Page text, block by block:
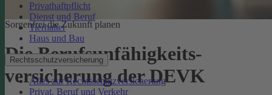
Privathaftpflicht
Dienst und Beruf
Tierhalter
Haus und Bau
Rechtsschutzversicherung
Alles zur Rechtsschutzversicherung
Privat, Beruf und Verkehr
Sorgenfrei die Zukunft planen
Die Berufsunfähigkeits­
versicherung der DEVK